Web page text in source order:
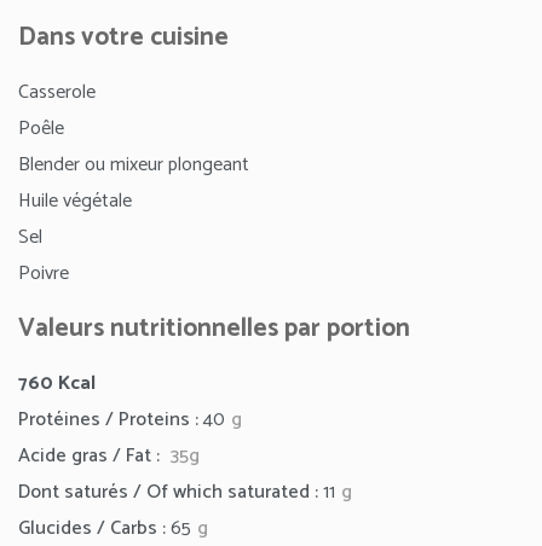
Dans votre cuisine
Casserole
Poêle
Blender ou mixeur plongeant
Huile végétale
Sel
Poivre
Valeurs nutritionnelles par portion
760 Kcal
Protéines / Proteins :40 g
Acide gras / Fat : 35g
Dont saturés / Of which saturated :11 g
Glucides / Carbs :65 g